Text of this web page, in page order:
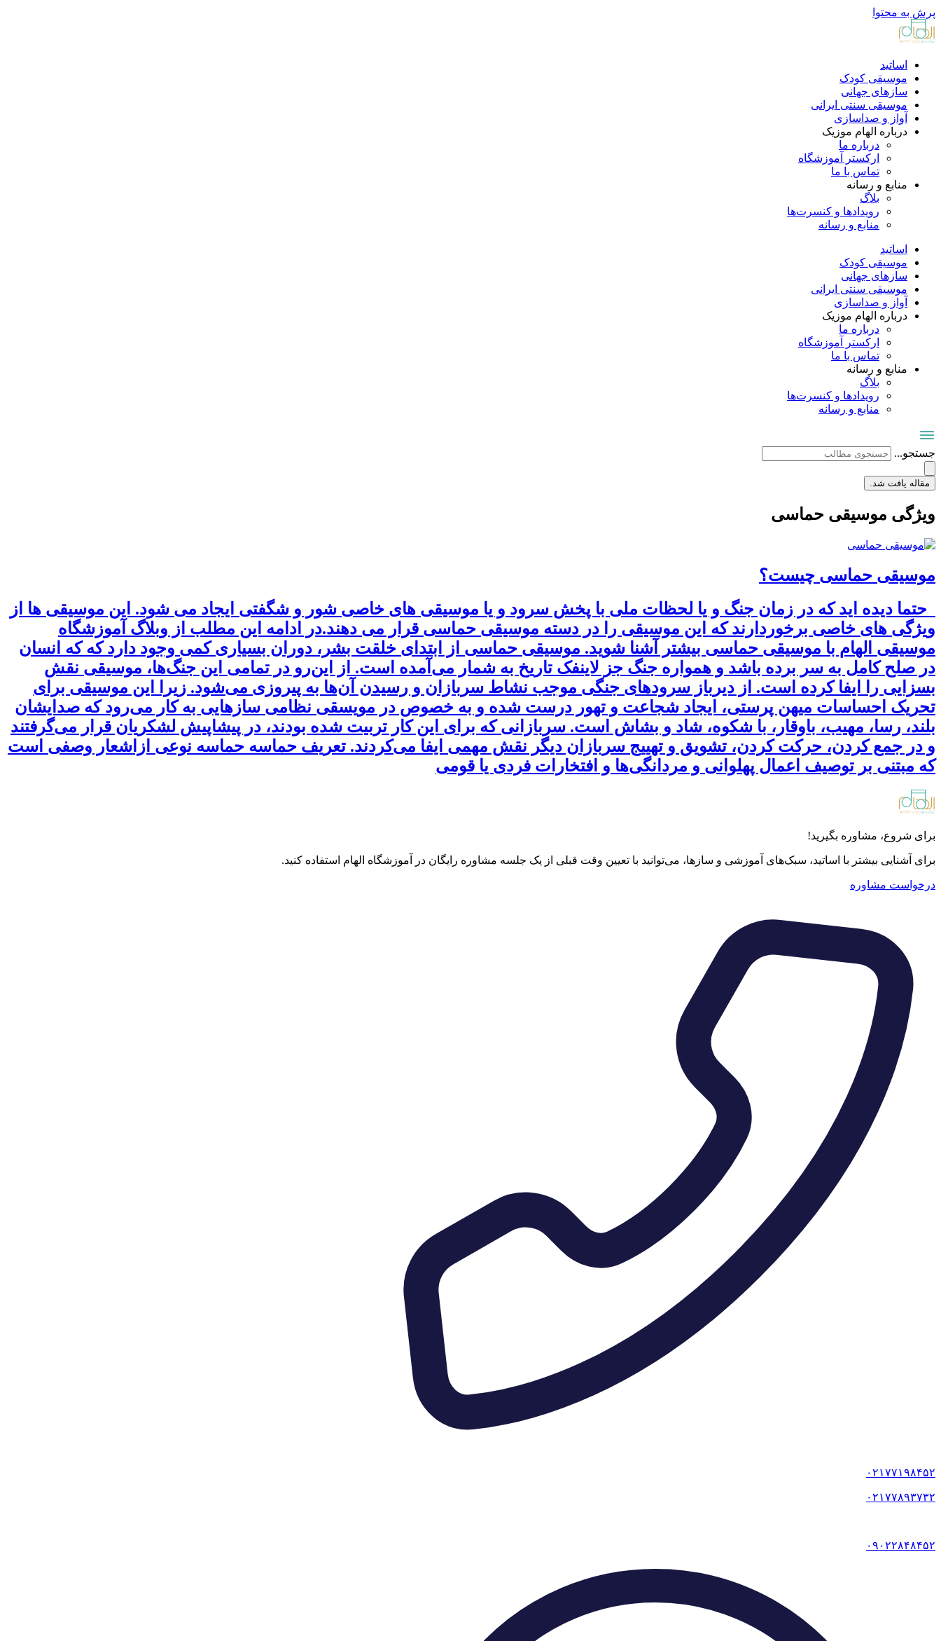
پرش به محتوا
اساتید
موسیقی کودک
سازهای جهانی
موسیقی سنتی ایرانی
آواز و صداسازی
درباره الهام موزیک
درباره ما
ارکستر آموزشگاه
تماس با ما
منابع و رسانه
بلاگ
رویدادها و کنسرت‌ها
منابع و رسانه
اساتید
موسیقی کودک
سازهای جهانی
موسیقی سنتی ایرانی
آواز و صداسازی
درباره الهام موزیک
درباره ما
ارکستر آموزشگاه
تماس با ما
منابع و رسانه
بلاگ
رویدادها و کنسرت‌ها
منابع و رسانه
جستجو...
مقاله یافت شد.
ویژگی موسیقی حماسی
موسیقی حماسی چیست؟
حتما دیده اید که در زمان جنگ و یا لحظات ملی با پخش سرود و یا موسیقی های خاصی شور و شگفتی ایجاد می شود. این موسیقی ها از
ویژگی های خاصی برخوردارند که این موسیقی را در دسته موسیقی حماسی قرار می دهند.در ادامه این مطلب از وبلاگ آموزشگاه
موسیقی الهام با موسیقی حماسی بیشتر آشنا شوید. موسیقی حماسی از ابتدای خلقت بشر، دوران بسیاری کمی وجود دارد که که انسان
در صلح کامل به سر برده باشد و همواره جنگ جز لاینفک تاریخ به شمار می‌آمده است. از این‌رو در تمامی این جنگ‌ها، موسیقی نقش
بسزایی را ایفا کرده است. از دیرباز سرودهای جنگی موجب نشاط سربازان و رسیدن آن‌ها به پیروزی می‌شود. زیرا این موسیقی برای
تحریک احساسات میهن پرستی، ایجاد شجاعت و تهور درست شده و به خصوص در مویسقی نظامی سازهایی به کار می‌رود که صدایشان
بلند، رسا، مهیب، باوقار، با شکوه، شاد و بشاش است. سربازانی که برای این کار تربیت شده بودند، در پیشاپیش لشکریان قرار می‌گرفتند
و در جمع کردن، حرکت کردن، تشویق و تهییج سربازان دیگر نقش مهمی ایفا می‌کردند. تعریف حماسه حماسه نوعی ازاشعار وصفی است
که مبتنی بر توصیف اعمال پهلوانی و مردانگی‌ها و افتخارات فردی یا قومی
برای شروع، مشاوره بگیرید!
برای آشنایی بیشتر با اساتید، سبک‌های آموزشی و سازها، می‌توانید با تعیین وقت قبلی از یک جلسه مشاوره رایگان در آموزشگاه الهام استفاده کنید.
درخواست مشاوره
۰۲۱۷۷۱۹۸۴۵۲
۰۲۱۷۷۸۹۳۷۳۲
۰۹۰۲۲۸۴۸۴۵۲